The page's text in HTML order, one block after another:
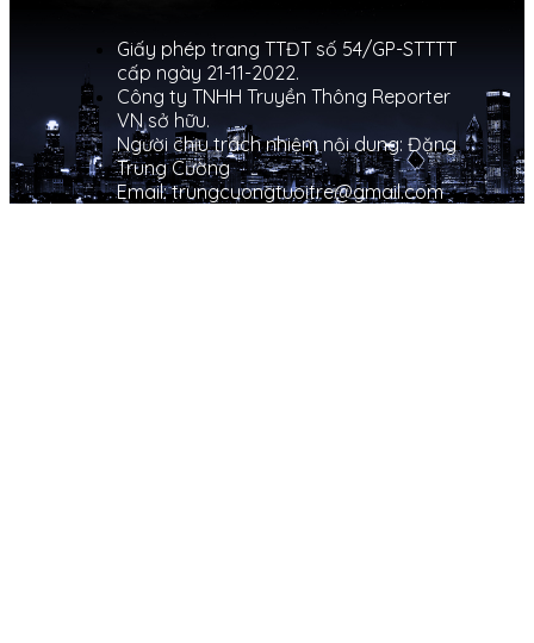
Giấy phép trang TTĐT số 54/GP-STTTT
cấp ngày 21-11-2022.
Công ty TNHH Truyền Thông Reporter
VN sở hữu.
Người chịu trách nhiệm nội dung: Đặng
Trung Cường
Email: trungcuongtuoitre@gmail.com